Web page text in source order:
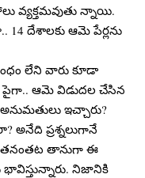
వ్య‌క్త‌మ‌వుతు న్నాయి.
14 దేశాల‌కు ఆమె పేర్ల‌ను
లేని వారు కూడా
పైగా.. ఆమె విడుద‌ల చేసిన
ఇచ్చారు?
అనేది ప్ర‌శ్న‌లుగానే
తానుగా ఈ
భావిస్తున్నారు. నిజానికి